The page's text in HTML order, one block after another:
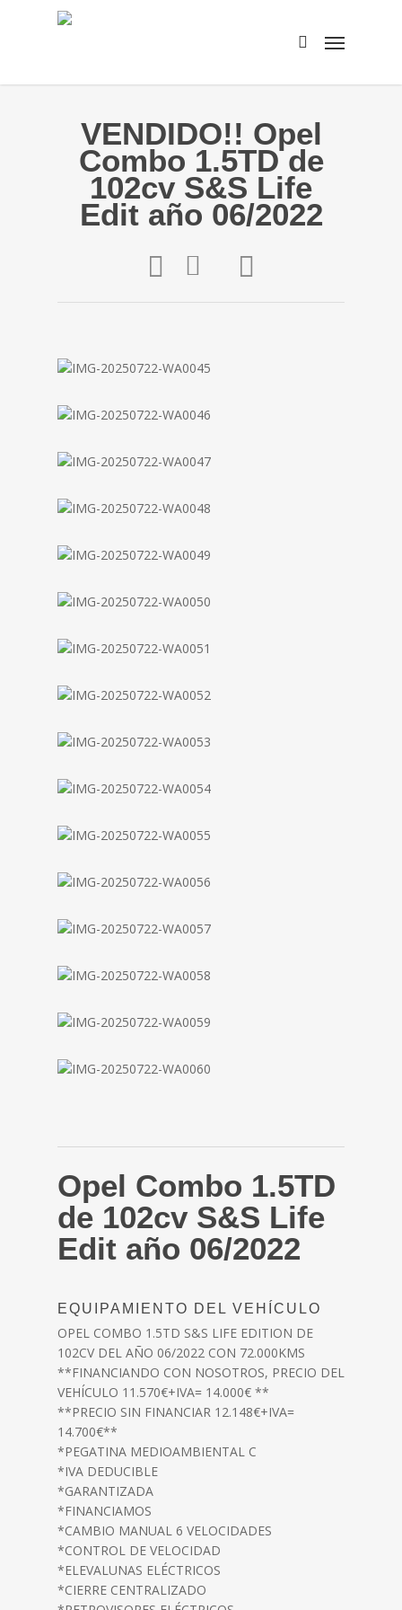
VENDIDO!! Opel
Combo 1.5TD de
102cv S&S Life
Edit año 06/2022
Opel Combo 1.5TD
de 102cv S&S Life
Edit año 06/2022
EQUIPAMIENTO DEL VEHÍCULO
OPEL COMBO 1.5TD S&S LIFE EDITION DE
102CV DEL AÑO 06/2022 CON 72.000KMS
**FINANCIANDO CON NOSOTROS, PRECIO DEL
VEHÍCULO 11.570€+IVA= 14.000€ **
**PRECIO SIN FINANCIAR 12.148€+IVA=
14.700€**
*PEGATINA MEDIOAMBIENTAL C
*IVA DEDUCIBLE
*GARANTIZADA
*FINANCIAMOS
*CAMBIO MANUAL 6 VELOCIDADES
*CONTROL DE VELOCIDAD
*ELEVALUNAS ELÉCTRICOS
*CIERRE CENTRALIZADO